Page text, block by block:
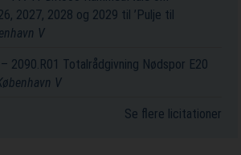
2027, 2028 og 2029 til ’Pulje til
V
2090.R01 Totalrådgivning Nødspor E20
V
Se flere licitationer